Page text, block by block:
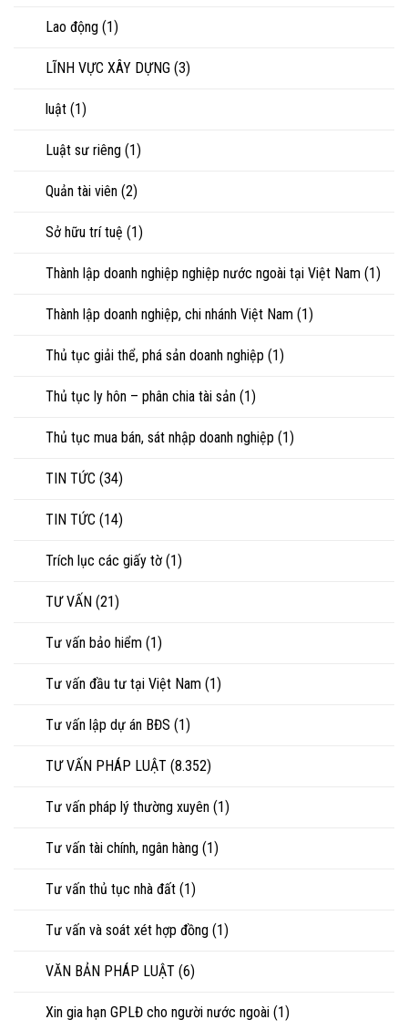
Lao động (1)
LĨNH VỰC XÂY DỰNG (3)
luật (1)
Luật sư riêng (1)
Quản tài viên (2)
Sở hữu trí tuệ (1)
Thành lập doanh nghiệp nghiệp nước ngoài tại Việt Nam (1)
Thành lập doanh nghiệp, chi nhánh Việt Nam (1)
Thủ tục giải thể, phá sản doanh nghiệp (1)
Thủ tục ly hôn – phân chia tài sản (1)
Thủ tục mua bán, sát nhập doanh nghiệp (1)
TIN TỨC (34)
TIN TỨC (14)
Trích lục các giấy tờ (1)
TƯ VẤN (21)
Tư vấn bảo hiểm (1)
Tư vấn đầu tư tại Việt Nam (1)
Tư vấn lập dự án BĐS (1)
TƯ VẤN PHÁP LUẬT (8.352)
Tư vấn pháp lý thường xuyên (1)
Tư vấn tài chính, ngân hàng (1)
Tư vấn thủ tục nhà đất (1)
Tư vấn và soát xét hợp đồng (1)
VĂN BẢN PHÁP LUẬT (6)
Xin gia hạn GPLĐ cho người nước ngoài (1)